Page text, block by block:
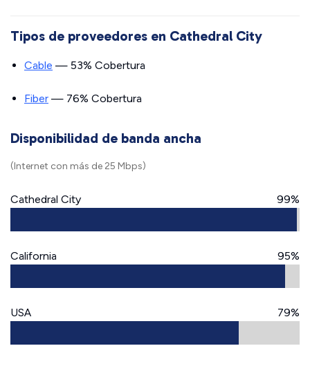
Tipos de proveedores en Cathedral City
Cable — 53% Cobertura
Fiber — 76% Cobertura
Disponibilidad de banda ancha
(Internet con más de 25 Mbps)
Cathedral City 99%
California 95%
USA 79%